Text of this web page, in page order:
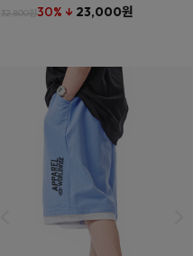
32,800원30% ↓ 23,000원